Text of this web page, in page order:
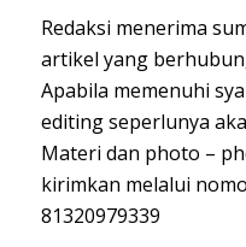
Redaksi menerima
artikel yang
Apabila memenuhi
editing seperlunya
Materi dan photo –
kirimkan melalui
81320979339